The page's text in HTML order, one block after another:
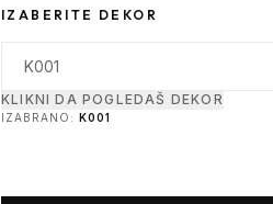
IZABERITE DEKOR
KLIKNI DA POGLEDAŠ DEKOR
IZABRANO: K001